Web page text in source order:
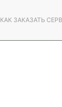
КАК ЗАКАЗАТЬ